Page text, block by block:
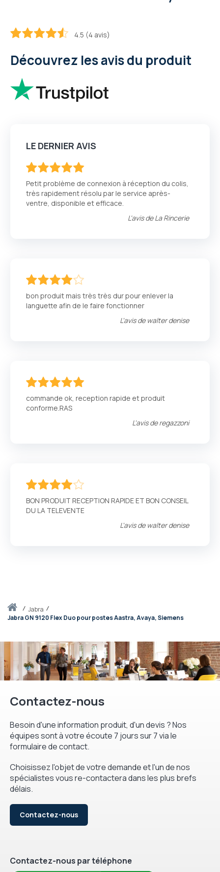
Accueiljabra
Jabra GN 9120 Flex Duo pour postes Aastra, Avaya, Siemens
4.5 (4 avis)
Découvrez les avis du produit
LE DERNIER AVIS
Petit problème de connexion à réception du colis,
très rapidement résolu par le service après-
ventre, disponible et efficace.
L'avis deLa Rincerie
bon produit mais très très dur pour enlever la
languette afin de le faire fonctionner
L'avis de walter denise
commande ok, reception rapide et produit
conforme.RAS
L'avis deregazzoni
BON PRODUIT RECEPTION RAPIDE ET BON CONSEIL
DU LA TELEVENTE
L'avis de walter denise
Contactez-nous
Besoin d'une information produit, d'un devis ? Nos
équipes sont à votre écoute 7 jours sur 7 via le
formulaire de contact.
Choisissez l'objet de votre demande et l'un de nos
spécialistes vous re-contactera dans les plus brefs
délais.
Contactez-nous
Contactez-nous par téléphone